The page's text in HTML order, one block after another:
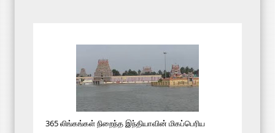
365 லிங்கங்கள் நிறைந்த இந்தியாவின் மிகப்பெரிய